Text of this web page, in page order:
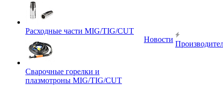
Расходные части MIG/TIG/CUT
Сварочные горелки и
плазмотроны MIG/TIG/CUT
Новости